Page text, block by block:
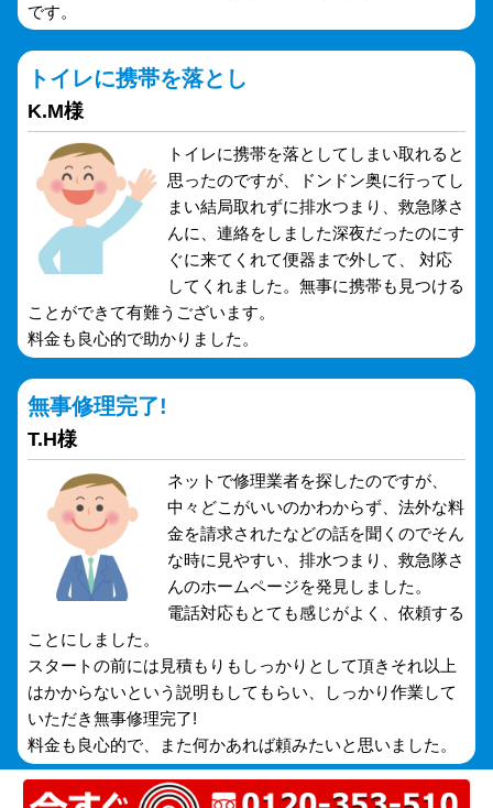
です。
トイレに携帯を落とし
K.M様
トイレに携帯を落としてしまい取れると
思ったのですが、ドンドン奥に行ってし
まい結局取れずに排水つまり、救急隊さ
んに、連絡をしました深夜だったのにす
ぐに来てくれて便器まで外して、 対応
してくれました。無事に携帯も見つける
ことができて有難うございます。
料金も良心的で助かりました。
無事修理完了!
T.H様
ネットで修理業者を探したのですが、
中々どこがいいのかわからず、法外な料
金を請求されたなどの話を聞くのでそん
な時に見やすい、排水つまり、救急隊さ
んのホームページを発見しました。
電話対応もとても感じがよく、依頼する
ことにしました。
スタートの前には見積もりもしっかりとして頂きそれ以上
はかからないという説明もしてもらい、しっかり作業して
いただき無事修理完了!
料金も良心的で、また何かあれば頼みたいと思いました。